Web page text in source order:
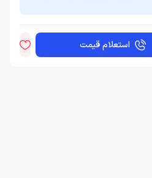
استعلام قیمت